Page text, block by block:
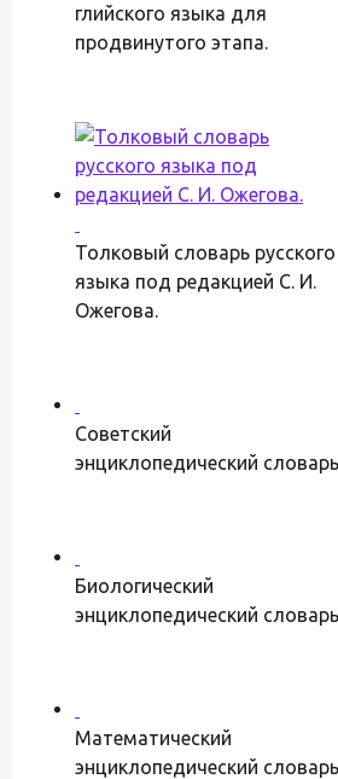
глийского языка для
продвинутого этапа.
Толковый словарь русского
языка под редакцией С. И.
Ожегова.
Советский
энциклопедический словарь
Биологический
энциклопедический словарь
Математический
энциклопедический словарь